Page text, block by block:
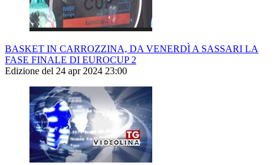
BASKET IN CARROZZINA, DA VENERDÌ A SASSARI LA
FASE FINALE DI EUROCUP 2
Edizione del 24 apr 2024 23:00